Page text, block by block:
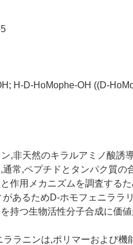
H-D-HoMophe-OH ((D-
,非天然のキラルアミノ酸誘
常,ペプチドとタンパク質
作用メカニズムを調査する
があるためD-ホモフェニララ
持つ生物活性分子合成に価
ララニンは,ポリマーおよび